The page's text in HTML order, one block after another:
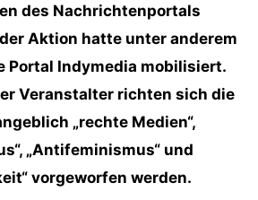
des Nachrichtenportals
Aktion hatte unter anderem
Portal Indymedia mobilisiert.
Veranstalter richten sich die
„rechte Medien“,
„Antifeminismus“ und
vorgeworfen werden.